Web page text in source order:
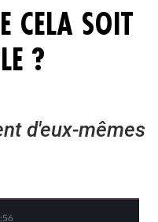
CELA SOIT
?
d'eux-mêmes